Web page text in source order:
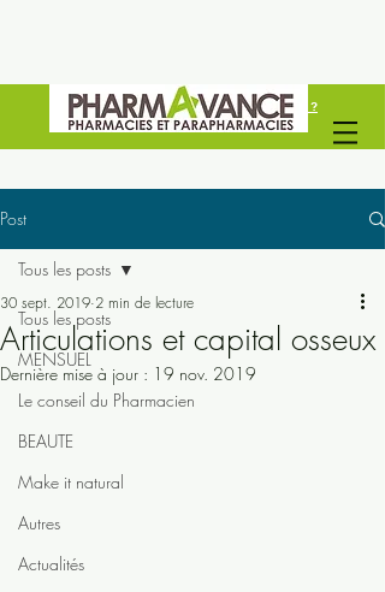
Vous êtes un professionel de santé ?
Découvrez Pharmavance Groupe
Post
Tous les posts
MENSUEL
Le conseil du Pharmacien
BEAUTE
Make it natural
Autres
Actualités
Tous les posts
Articulations et capital osseux
30 sept. 2019 2 min de lecture
Dernière mise à jour : 19 nov. 2019